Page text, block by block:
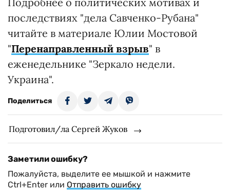
последствиях "дела Савченко-Рубана"
читайте в материале Юлии Мостовой
"Перенаправленный взрыв" в
еженедельнике "Зеркало недели.
Украина".
Поделиться
Подготовил/ла Сергей Жуков
Заметили ошибку?
Пожалуйста, выделите ее мышкой и нажмите
Ctrl+Enter или Отправить ошибку